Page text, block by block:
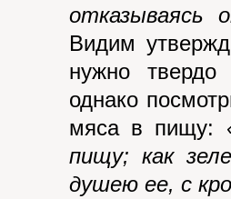
отказываясь
Видим
нужно твердо
однако
мяса в пищу:
пищу; как
душею ее, с